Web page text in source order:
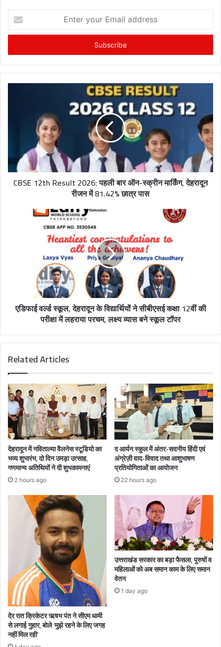
t
r
y
a
CBSE 12th Result 2026: पहली बार ऑन-स्क्रीन मार्किंग, देहरादून
रीजन में 81.42% छात्र पास
एडिफाई वर्ल्ड स्कूल, देहरादून के विद्यार्थियों ने सीबीएसई कक्षा 12वीं की
परीक्षा में लहराया परचम, लक्ष्य व्यास बने स्कूल टॉपर
Related Articles
देहरादून में नविताल्या वैलनेस स्टूडियो का
भव्य शुभारंभ, दो दिन उमड़ा उत्साह,
गणमान्य अतिथियों ने दी शुभकामनाएं
2 hours ago
द आर्यन स्कूल में अंतर-सदनीय हिंदी एवं
अंग्रेज़ी वाद-विवाद तथा आशुभाषण
प्रतियोगिताओं का आयोजन
22 hours ago
देर रात क्रिकेटर ऋषभ पंत ने सीएम धामी
से लगाई गुहार, बोले ‘मुझे रहने के लिए जगह
नहीं मिल रही’
उत्तराखंड सरकार का बड़ा फैसला, पुरुषों व
महिलाओं को अब समान काम के लिए समान
वेतन
1 day ago